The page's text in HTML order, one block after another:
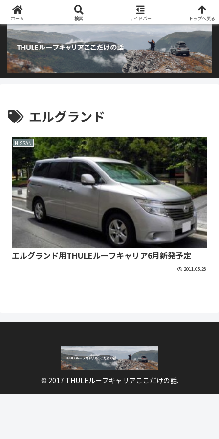
阿部商会取り扱いのTHULEルーフキャリアとアウトドア用品のブログです
エルグランド
NISSAN
エルグランド用THULEルーフキャリア6月新発予定
2011.05.28
© 2017 THULEルーフキャリアここだけの話.
ホーム 検索 サイドバー トップへ戻る